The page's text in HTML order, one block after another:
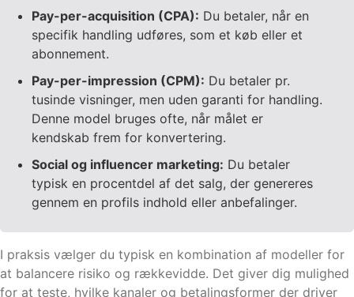
Pay-per-acquisition (CPA): Du betaler, når en
specifik handling udføres, som et køb eller et
abonnement.
Pay-per-impression (CPM): Du betaler pr.
tusinde visninger, men uden garanti for handling.
Denne model bruges ofte, når målet er
kendskab frem for konvertering.
Social og influencer marketing: Du betaler
typisk en procentdel af det salg, der genereres
gennem en profils indhold eller anbefalinger.
I praksis vælger du typisk en kombination af modeller for
at balancere risiko og rækkevidde. Det giver dig mulighed
for at teste, hvilke kanaler og betalingsformer der driver